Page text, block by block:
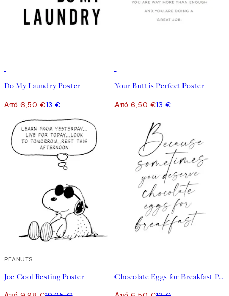
Do My Laundry Poster
Από 6,50 €13 €
Your Butt is Perfect Poster
Από 6,50 €13 €
50%*
PEANUTS
Joe Cool Resting Poster Chocolate Eggs for Breakfast Poster